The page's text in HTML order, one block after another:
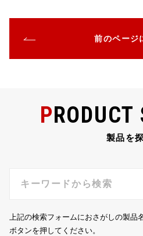
o
o
k
前のページ
製品を
上記の検索フォームにおさがしの製品
ボタンを押してください。